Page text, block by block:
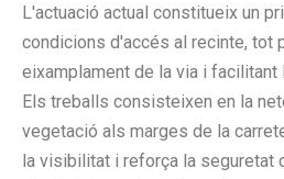
L'actuació actual constitueix un
condicions d'accés al recinte, tot
eixamplament de la via i
Els treballs consisteixen en la
vegetació als marges de la
la visibilitat i reforça la seguretat